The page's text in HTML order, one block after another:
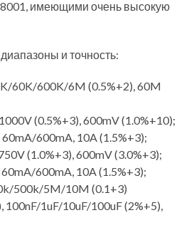
имеющими очень высокую
и точность:
60K/600K/6M (0.5%+2), 60M
(0.5%+3), 600mV (1.0%+10);
600mA, 10A (1.5%+3);
(1.0%+3), 600mV (3.0%+3);
600mA, 10A (1.5%+3);
500k/5M/10M (0.1+3)
100nF/1uF/10uF/100uF (2%+5),